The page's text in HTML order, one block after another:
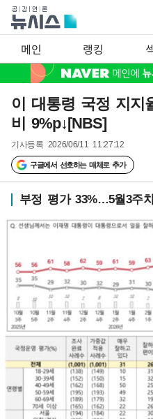
메인 랭킹
이 대통령 국정 지
비 9%p↓[NBS]
기사등록 2026/06/11 11:27:12
구글에서 선호하는 매체로 추가
부정 평가 33%…5월3주